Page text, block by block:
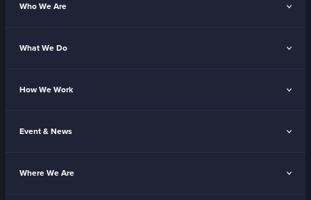
Who We Are
What We Do
How We Work
Event & News
Where We Are